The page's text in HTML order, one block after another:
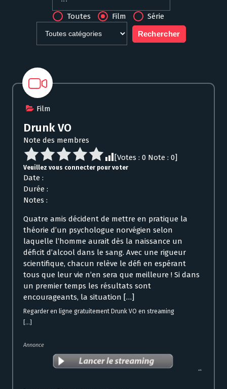
Toutes Film Série
Film
Drunk VO
Note des membres
[Votes : 0 Note : 0]
Veuillez vous connecter pour voter
Date :
Durée :
Notes :
Quatre amis décident de mettre en pratique la
théorie d’un psychologue norvégien selon
laquelle l’homme aurait dès la naissance un
déficit d’alcool dans le sang. Avec une rigueur
scientifique, chacun relève le défi en espérant
tous que leur vie n’en sera que meilleure ! Si dans
un premier temps les résultats sont
encourageants, la situation […]
Regarder en ligne gratuitement Drunk VO en streaming
[...]
Annonce